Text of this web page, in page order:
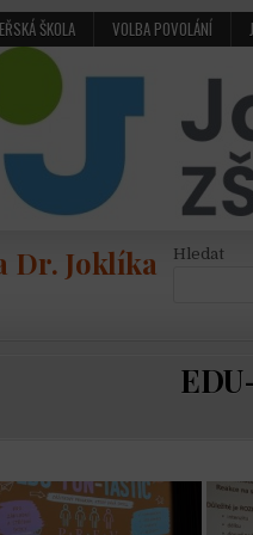
ŠKOLA VOLBA POVOLÁNÍ
Dr. Joklíka Hledat